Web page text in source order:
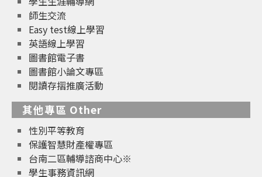
師生交流
Easy test線上學習
英語線上學習
圖書館電子書
圖書館小論文專區
閱讀存摺推廣活動
其他專區 Other
性別平等教育
保護智慧財產權專區
台南二區輔導諮商中心※
學生事務資訊網